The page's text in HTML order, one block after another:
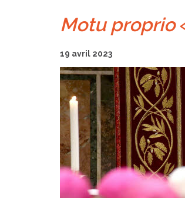
Motu proprio
19 avril 2023